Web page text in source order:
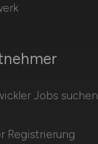
Jobs suchen
Registrierung